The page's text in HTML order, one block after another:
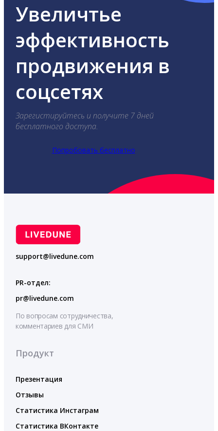
Увеличтье
эффективность
продвижения в
соцсетях
Зарегистируйтесь и получите 7 дней
бесплатного доступа.
Попробовать бесплатно
support@livedune.com
PR-отдел:
pr@livedune.com
По вопросам сотрудничества,
комментариев для СМИ
Продукт
Презентация
Отзывы
Статистика Инстаграм
Статистика ВКонтакте